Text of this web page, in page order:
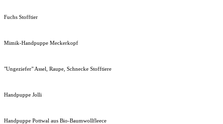
Fuchs Stofftier
Mimik-Handpuppe Meckerkopf
"Ungeziefer" Assel, Raupe, Schnecke Stofftiere
Handpuppe Jolli
Handpuppe Pottwal aus Bio-Baumwollfleece